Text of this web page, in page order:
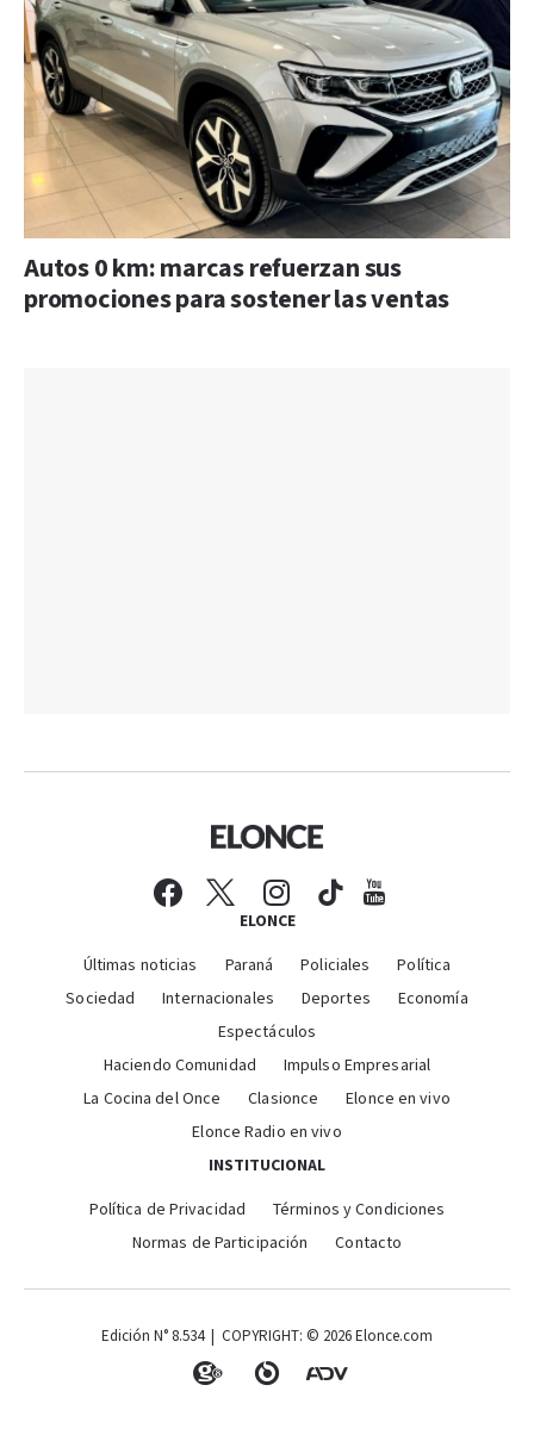
Autos 0 km: marcas refuerzan sus
promociones para sostener las ventas
ELONCE
Últimas noticias Paraná Policiales
Política
Sociedad
Internacionales Deportes
Economía
Espectáculos
Haciendo Comunidad
Impulso Empresarial
La Cocina del Once
Clasionce
Elonce en vivo
Elonce Radio en vivo
INSTITUCIONAL
Política de Privacidad
Términos y Condiciones
Normas de Participación
Contacto
Edición N° 8.534 | COPYRIGHT: © 2026 Elonce.com